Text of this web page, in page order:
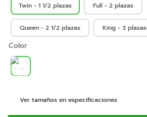
Twin - 1 1/2 plazas Full - 2 plazas
Queen - 2 1/2 plazas King - 3 plazas
Color
Ver tamaños en especificaciones